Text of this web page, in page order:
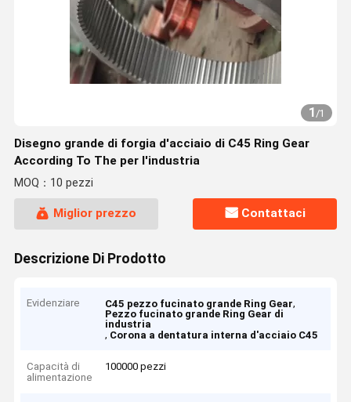
1/1
Disegno grande di forgia d'acciaio di C45 Ring Gear
According To The per l'industria
MOQ：10 pezzi
Miglior prezzo Contattaci
Descrizione Di Prodotto
Evidenziare C45 pezzo fucinato grande Ring Gear,
Pezzo fucinato grande Ring Gear di
industria
, Corona a dentatura interna d'acciaio C45
Capacità di
alimentazione
100000 pezzi